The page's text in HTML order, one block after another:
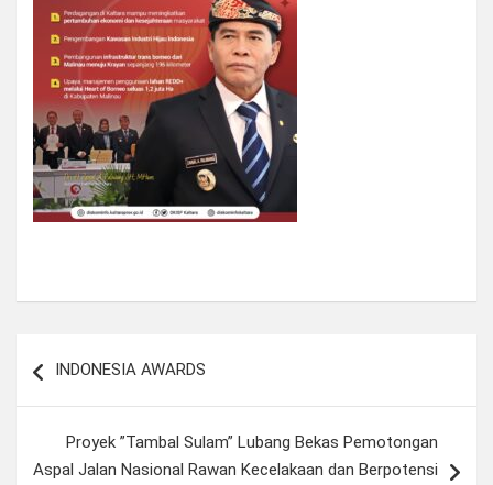
posINDONESIA AWARDS
Proyek ”Tambal Sulam” Lubang Bekas Pemotongan
Aspal Jalan Nasional Rawan Kecelakaan dan Berpotensi